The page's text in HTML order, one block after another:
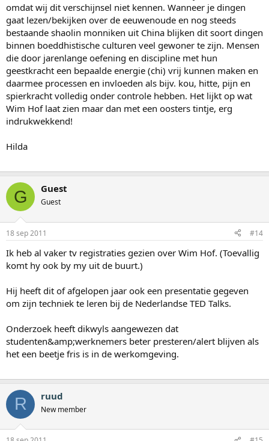
omdat wij dit verschijnsel niet kennen. Wanneer je dingen
gaat lezen/bekijken over de eeuwenoude en nog steeds
bestaande shaolin monniken uit China blijken dit soort dingen
binnen boeddhistische culturen veel gewoner te zijn. Mensen
die door jarenlange oefening en discipline met hun
geestkracht een bepaalde energie (chi) vrij kunnen maken en
daarmee processen en invloeden als bijv. kou, hitte, pijn en
spierkracht volledig onder controle hebben. Het lijkt op wat
Wim Hof laat zien maar dan met een oosters tintje, erg
indrukwekkend!
Hilda
G Guest
Guest
18 sep 2011 #14
Ik heb al vaker tv registraties gezien over Wim Hof. (Toevallig
komt hy ook by my uit de buurt.)
Hij heeft dit of afgelopen jaar ook een presentatie gegeven
om zijn techniek te leren bij de Nederlandse TED Talks.
Onderzoek heeft dikwyls aangewezen dat
studenten&amp;werknemers beter presteren/alert blijven als
het een beetje fris is in de werkomgeving.
R ruud
New member